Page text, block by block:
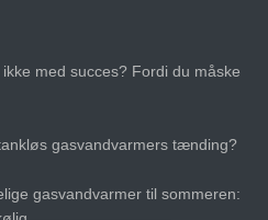
med succes? Fordi du måske
gasvandvarmers tænding?
gasvandvarmer til sommeren: